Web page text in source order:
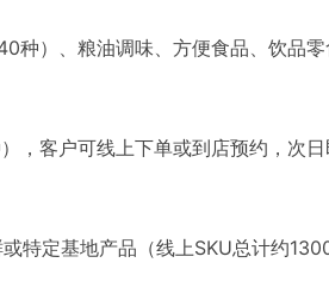
种）、粮油调味、方便食品、饮品
，客户可线上下单或到店预约，次
特定基地产品（线上SKU总计约